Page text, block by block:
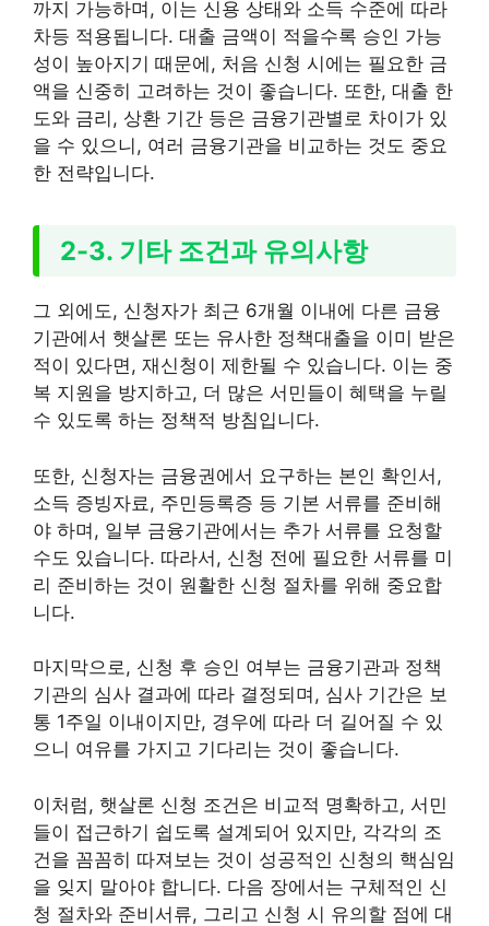
까지 가능하며, 이는 신용 상태와 소득 수준에 따라
차등 적용됩니다. 대출 금액이 적을수록 승인 가능
성이 높아지기 때문에, 처음 신청 시에는 필요한 금
액을 신중히 고려하는 것이 좋습니다. 또한, 대출 한
도와 금리, 상환 기간 등은 금융기관별로 차이가 있
을 수 있으니, 여러 금융기관을 비교하는 것도 중요
한 전략입니다.
2-3. 기타 조건과 유의사항
그 외에도, 신청자가 최근 6개월 이내에 다른 금융
기관에서 햇살론 또는 유사한 정책대출을 이미 받은
적이 있다면, 재신청이 제한될 수 있습니다. 이는 중
복 지원을 방지하고, 더 많은 서민들이 혜택을 누릴
수 있도록 하는 정책적 방침입니다.
또한, 신청자는 금융권에서 요구하는 본인 확인서,
소득 증빙자료, 주민등록증 등 기본 서류를 준비해
야 하며, 일부 금융기관에서는 추가 서류를 요청할
수도 있습니다. 따라서, 신청 전에 필요한 서류를 미
리 준비하는 것이 원활한 신청 절차를 위해 중요합
니다.
마지막으로, 신청 후 승인 여부는 금융기관과 정책
기관의 심사 결과에 따라 결정되며, 심사 기간은 보
통 1주일 이내이지만, 경우에 따라 더 길어질 수 있
으니 여유를 가지고 기다리는 것이 좋습니다.
이처럼, 햇살론 신청 조건은 비교적 명확하고, 서민
들이 접근하기 쉽도록 설계되어 있지만, 각각의 조
건을 꼼꼼히 따져보는 것이 성공적인 신청의 핵심임
을 잊지 말아야 합니다. 다음 장에서는 구체적인 신
청 절차와 준비서류, 그리고 신청 시 유의할 점에 대